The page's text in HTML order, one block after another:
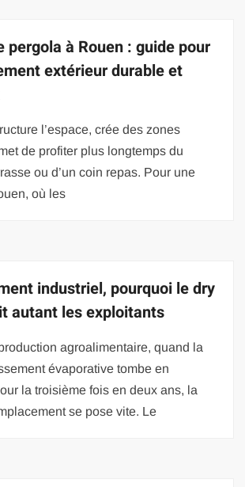
pergola à Rouen : guide pour
extérieur durable et
l’espace, crée des zones
de profiter plus longtemps du
ou d’un coin repas. Pour une
où les
industriel, pourquoi le dry
autant les exploitants
agroalimentaire, quand la
évaporative tombe en
la troisième fois en deux ans, la
se pose vite. Le